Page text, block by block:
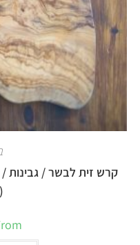
קרש זית לבשר / גבינות /